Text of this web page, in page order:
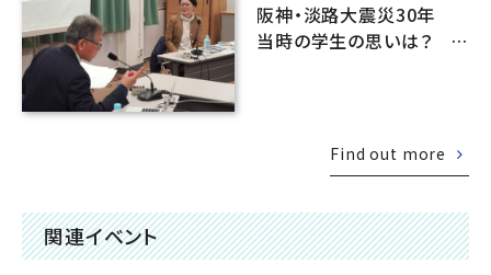
阪神・淡路大震災30年
当時の学生の思いは？
Find out more
関連イベント